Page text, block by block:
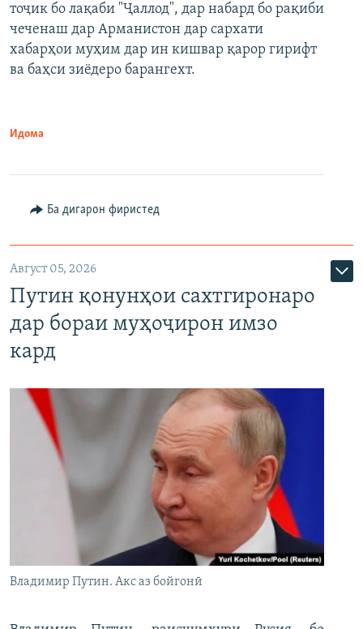
Auto 240p 360p 480p
720p 1080p
480p
тоҷик бо лақаби "Ҷаллод", дар набард бо рақиби
чеченаш дар Арманистон дар сархати
хабарҳои муҳим дар ин кишвар қарор гирифт
ва баҳси зиёдеро барангехт.
Идома
Ба дигарон фиристед
Август 05, 2026
Путин қонунҳои сахтгиронаро
дар бораи муҳоҷирон имзо
кард
Владимир Путин. Акс аз бойгонӣ